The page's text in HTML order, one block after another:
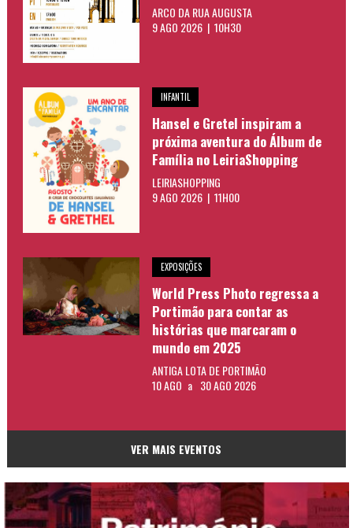
ARCO DA RUA AUGUSTA
9 AGO 2026 | 10H30
INFANTIL
Hansel e Gretel inspiram a
próxima aventura do Álbum de
Família no LeiriaShopping
LEIRIASHOPPING
9 AGO 2026 | 11H00
EXPOSIÇÕES
World Press Photo regressa a
Portimão para contar as
histórias que marcaram o
mundo em 2025
ANTIGA LOTA DE PORTIMÃO
10 AGO a 30 AGO 2026
VER MAIS EVENTOS